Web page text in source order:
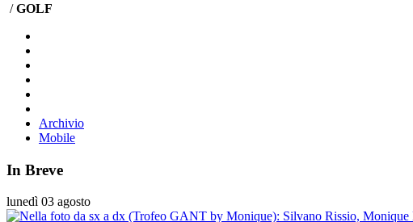
/GOLF
Archivio
Mobile
In Breve
lunedì 03 agosto